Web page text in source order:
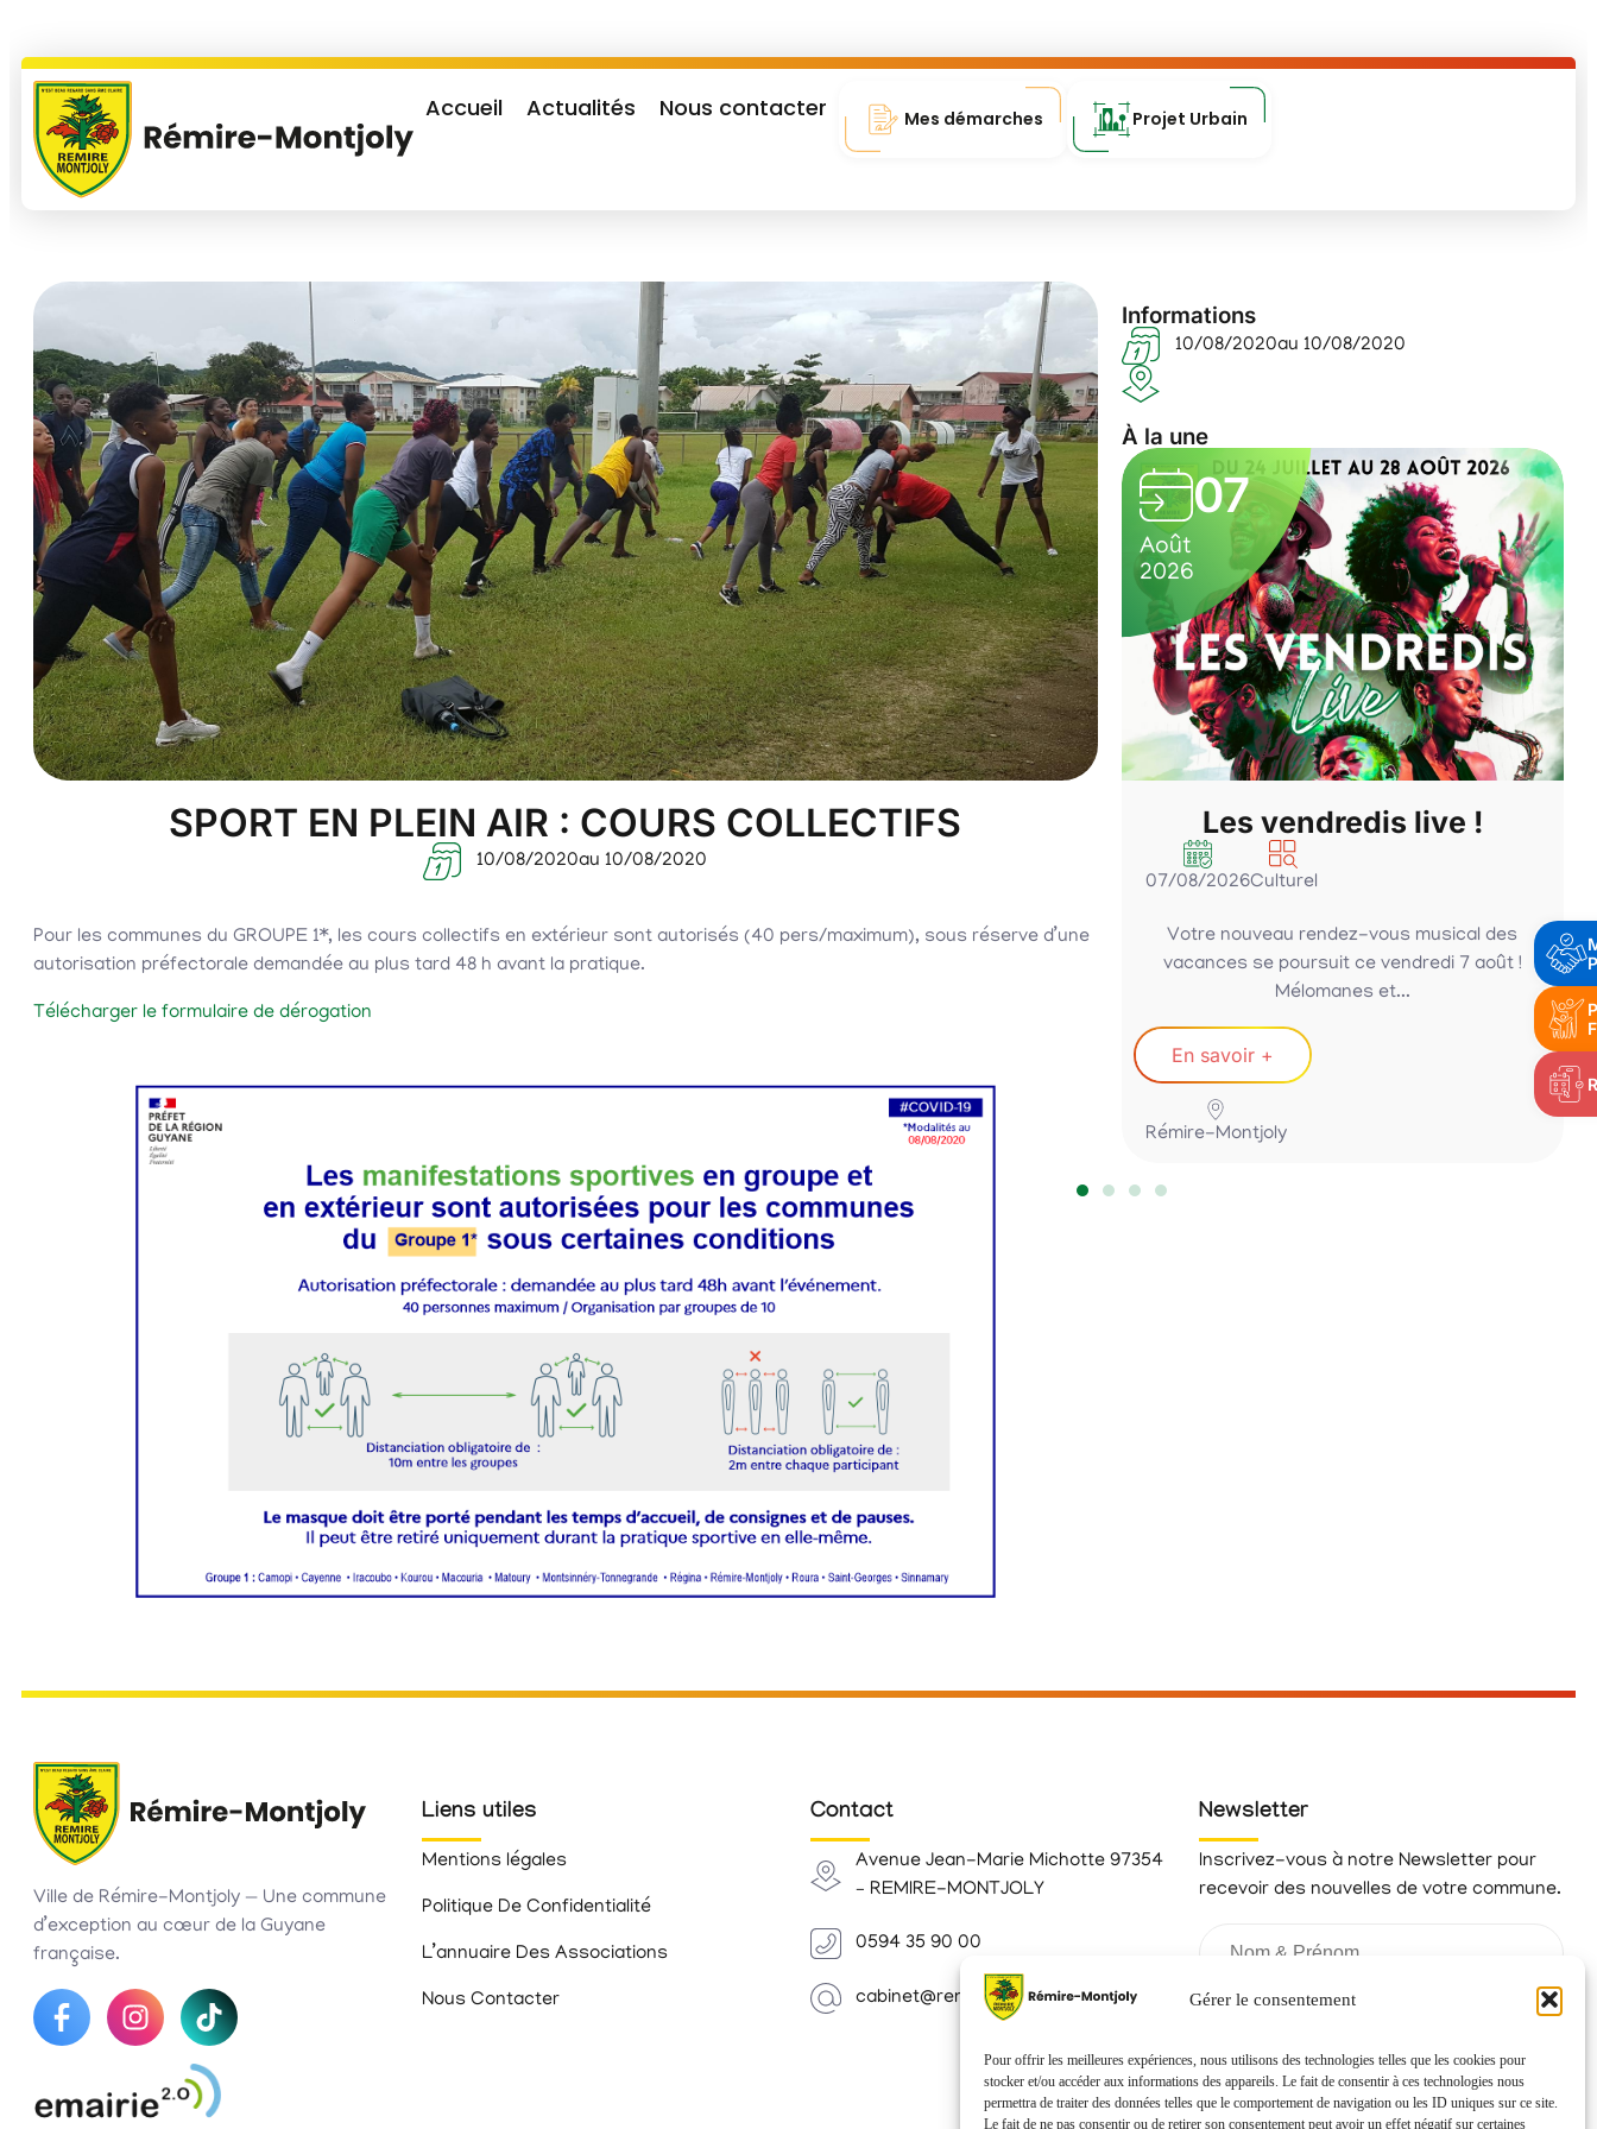
Gérer le consentement
Pour offrir les meilleures expériences, nous utilisons des technologies telles que les cookies pour
stocker et/ou accéder aux informations des appareils. Le fait de consentir à ces technologies nous
permettra de traiter des données telles que le comportement de navigation ou les ID uniques sur ce site.
Le fait de ne pas consentir ou de retirer son consentement peut avoir un effet négatif sur certaines
Accueil Actualités Nous contacter Mes démarches Projet Urbain
SPORT EN PLEIN AIR : COURS COLLECTIFS
10/08/2020au 10/08/2020
Pour les communes du GROUPE 1*, les cours collectifs en extérieur sont autorisés (40 pers/maximum), sous réserve d’une
autorisation préfectorale demandée au plus tard 48 h avant la pratique.
Télécharger le formulaire de dérogation
Informations
10/08/2020au 10/08/2020
À la une
07
Août
2026
Les vendredis live !
07/08/2026Culturel
Votre nouveau rendez-vous musical des
vacances se poursuit ce vendredi 7 août !
Mélomanes et...
En savoir +
Rémire-Montjoly
Ville de Rémire-Montjoly — Une commune
d’exception au cœur de la Guyane
française.
Liens utiles
Mentions légales
Politique De Confidentialité
L’annuaire Des Associations
Nous Contacter
Contact
Avenue Jean-Marie Michotte 97354
– REMIRE-MONTJOLY
0594 35 90 00
cabinet@remiremontjoly.fr
Newsletter
Inscrivez-vous à notre Newsletter pour
recevoir des nouvelles de votre commune.